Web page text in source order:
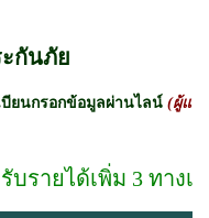
กันภัย
ยนกรอกข้อมูลผ่านไลน์ (ผู้แน
รายได้เพิ่ม 3 ทางเ